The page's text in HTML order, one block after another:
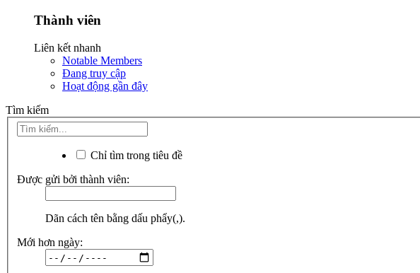
Thành viên
Liên kết nhanh
Notable Members
Đang truy cập
Hoạt động gần đây
Tìm kiếm
Chỉ tìm trong tiêu đề
Được gửi bởi thành viên:
Dãn cách tên bằng dấu phẩy(,).
Mới hơn ngày: